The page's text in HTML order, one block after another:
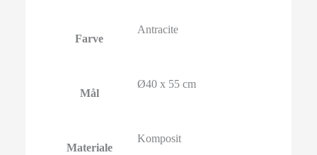
Farve
Antracite
Mål
Ø40 x 55 cm
Materiale
Komposit